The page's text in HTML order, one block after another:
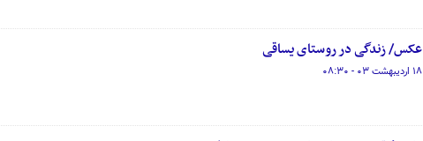
عکس/ زندگی در روستای یساقی
۱۸ اردیبهشت ۰۳ - ۰۸:۳۰